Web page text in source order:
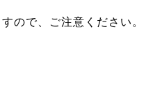
ので、ご注意ください。